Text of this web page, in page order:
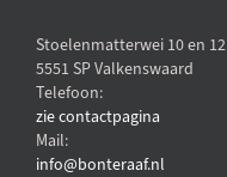
Stoelenmatterwei 10 en 12
5551 SP Valkenswaard
Telefoon:
zie contactpagina
Mail:
info@bonteraaf.nl